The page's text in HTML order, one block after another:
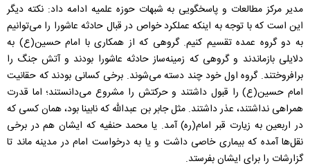
مدیر مرکز مطالعات و پاسخگویی به شبهات حوزه علمیه ادامه داد:نکته دیگر
این است که با توجه به اینکه عملکرد خواص در قبال حادثه عاشورا را می‌توانیم
به دو گروه عمده تقسیم کنیم. گروهی که از همکاری با امام حسین(ع) به
دلایلی بازماندند و گروهی که زمینه‌ساز حادثه عاشورا بودند و آتش جنگ را
برافروختند. گروه اول خود چند دسته می‌شوند. برخی کسانی بودند که حقانیت
امام حسین(ع) را قبول داشتند و حرکتش را مشروع می‌دانستند؛ اما قدرت
همراهی نداشتند،‌ عذر داشتند. مثل جابر بن عبدالله که نابینا بود، همان کسی که
در اربعین به زیارت قبر امام(ره) آمد. یا محمد حنفیه که ایشان هم در برخی
نقل‌ها آمده که بیماری خاصی داشت و یا به درخواست امام در مدینه ماند تا
گزارشات را برای ایشان بفرستد.